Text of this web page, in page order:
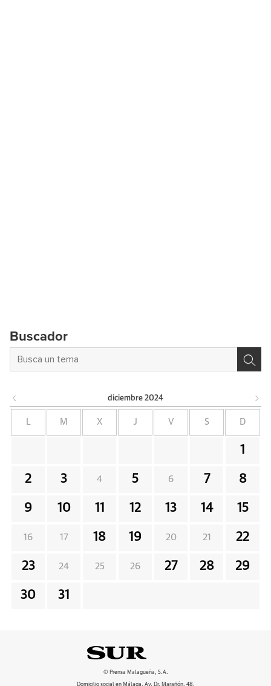
Buscador
diciembre 2024
M X J V S D
1
2 3 4 5 6 7 8
9 10 11 12 13 14 15
16 17 18 19 20 21 22
23 24 25 26 27 28 29
30 31
© Prensa Malagueña, S.A.
Domicilio social en Málaga, Av. Dr. Marañón, 48.